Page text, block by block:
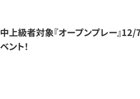
中上級者対象『オープンプレー』
ベント！